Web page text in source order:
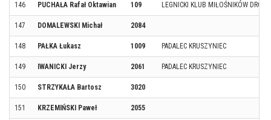
146 PUCHAŁA Rafał Oktawian 109 LEGNICKI KLUB MIŁOŚNIKÓW
147 DOMALEWSKI Michał 2084
148 PAŁKA Łukasz 1009 PADALEC KRUSZYNIEC
149 IWANICKI Jerzy 2061 PADALEC KRUSZYNIEC
150 STRZYKAŁA Bartosz 3020
151 KRZEMIŃSKI Paweł 2055